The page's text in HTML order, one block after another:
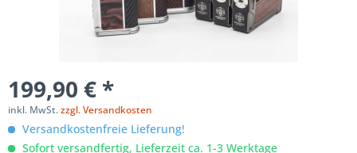
199,90 € *
inkl. MwSt.zzgl. Versandkosten
Versandkostenfreie Lieferung!
Sofort versandfertig, Lieferzeit ca. 1-3 Werktage